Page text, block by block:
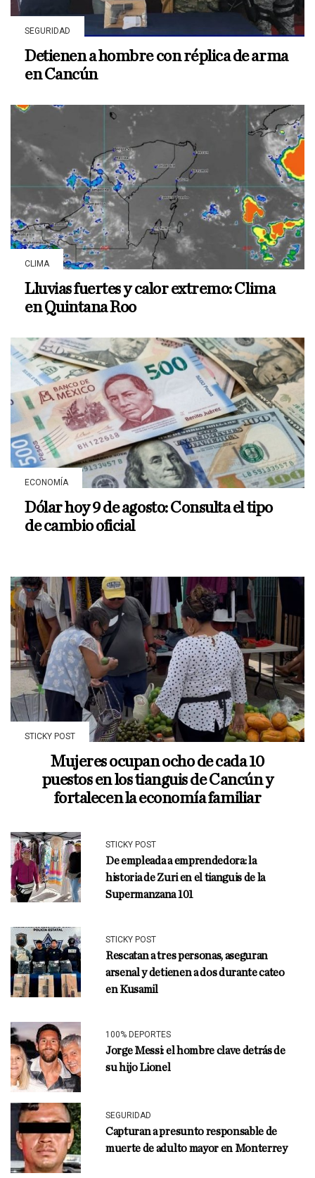
SEGURIDAD
Detienen a hombre con réplica de arma
en Cancún
CLIMA
Lluvias fuertes y calor extremo: Clima
en Quintana Roo
ECONOMÍA
Dólar hoy 9 de agosto: Consulta el tipo
de cambio oficial
STICKY POST
Mujeres ocupan ocho de cada 10
puestos en los tianguis de Cancún y
fortalecen la economía familiar
STICKY POST
De empleada a emprendedora: la
historia de Zuri en el tianguis de la
Supermanzana 101
STICKY POST
Rescatan a tres personas, aseguran
arsenal y detienen a dos durante cateo
en Kusamil
100% DEPORTES
Jorge Messi: el hombre clave detrás de
su hijo Lionel
SEGURIDAD
Capturan a presunto responsable de
muerte de adulto mayor en Monterrey